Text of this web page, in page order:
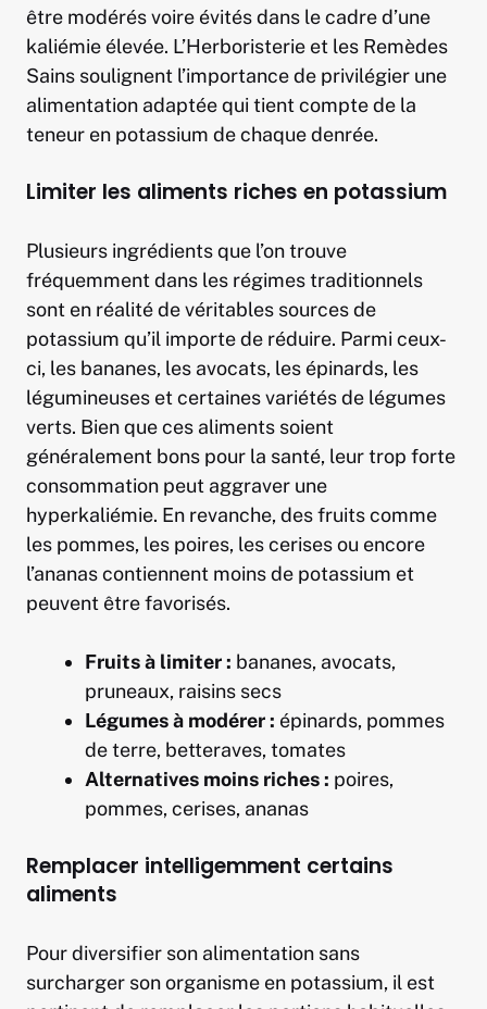
être modérés voire évités dans le cadre d’une
kaliémie élevée. L’Herboristerie et les Remèdes
Sains soulignent l’importance de privilégier une
alimentation adaptée qui tient compte de la
teneur en potassium de chaque denrée.
Limiter les aliments riches en potassium
Plusieurs ingrédients que l’on trouve
fréquemment dans les régimes traditionnels
sont en réalité de véritables sources de
potassium qu’il importe de réduire. Parmi ceux-
ci, les bananes, les avocats, les épinards, les
légumineuses et certaines variétés de légumes
verts. Bien que ces aliments soient
généralement bons pour la santé, leur trop forte
consommation peut aggraver une
hyperkaliémie. En revanche, des fruits comme
les pommes, les poires, les cerises ou encore
l’ananas contiennent moins de potassium et
peuvent être favorisés.
Fruits à limiter : bananes, avocats,
pruneaux, raisins secs
Légumes à modérer : épinards, pommes
de terre, betteraves, tomates
Alternatives moins riches : poires,
pommes, cerises, ananas
Remplacer intelligemment certains
aliments
Pour diversifier son alimentation sans
surcharger son organisme en potassium, il est